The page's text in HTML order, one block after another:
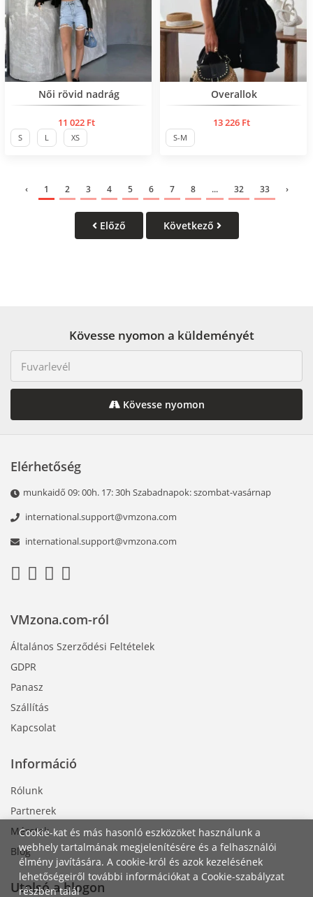
Női rövid nadrág
11 022 Ft
S L XS
Нов продукт
Overallok
13 226 Ft
S-M
‹ 1 2 3 4 5 6 7 8 ... 32 33 ›
Előző Következő
Cookie-kat és más hasonló eszközöket használunk a
webhely tartalmának megjelenítésére és a felhasználói
élmény javítására. A cookie-król és azok kezelésének
lehetőségeiről további információkat a Cookie-szabályzat
részben talál
Kövesse nyomon a küldeményét
Kövesse nyomon
Elérhetőség
munkaidő 09: 00h. 17: 30h Szabadnapok: szombat-vasárnap
international.support@vmzona.com
international.support@vmzona.com
Információ
Rólunk
Partnerek
Méretek
Blog
VMzona.com-ról
Általános Szerződési Feltételek
GDPR
Panasz
Szállítás
Kapcsolat
Utolsó a blogon